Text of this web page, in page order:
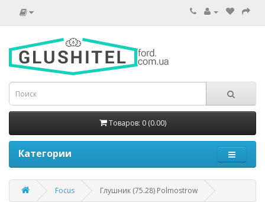
Товаров: 0 (0.00)
Категории
Focus Глушник (75.28) Polmostrow